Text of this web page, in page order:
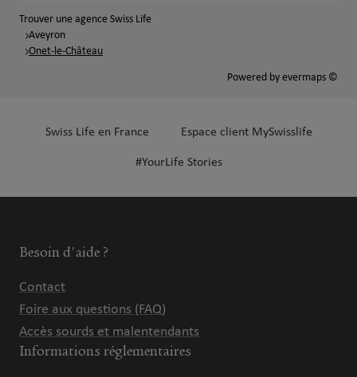
Trouver une agence Swiss Life
Aveyron
Onet-le-Château
Powered by evermaps ©
Swiss Life en France Espace client MySwisslife
#YourLife Stories
Besoin d'aide ?
Contact
Foire aux questions (FAQ)
Accès sourds et malentendants
Informations réglementaires